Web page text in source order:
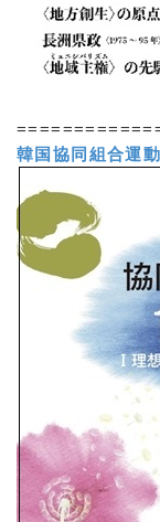
韓国協同組合運